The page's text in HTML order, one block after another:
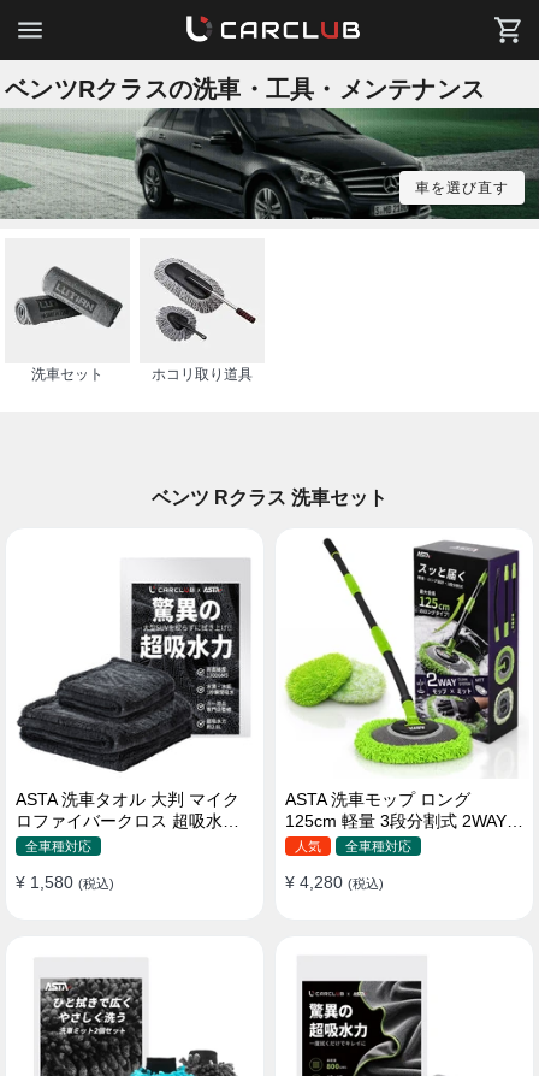
ベンツRクラスの洗車・工具・メンテナンス
車を選び直す
洗車セット ホコリ取り道具
ベンツ Rクラス 洗車セット
ASTA 洗車タオル 大判 マイク
ロファイバークロス 超吸水ツ
イストパイル 洗車クロス 傷防
全車種対応
¥ 1,580 (税込)
ASTA 洗車モップ ロング
125cm 軽量 3段分割式 2WAY
洗車ブラシ スポンジ 高吸水 マ
110°可動ヘッド 15°カーブ設計
人気 全車種対応
¥ 4,280 (税込)